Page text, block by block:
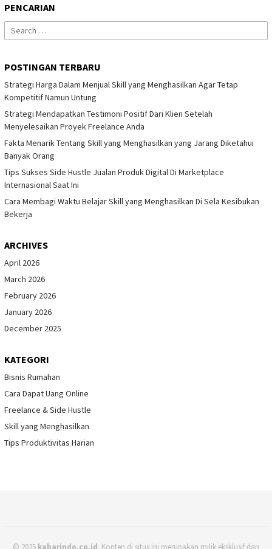
PENCARIAN
Search
for:
POSTINGAN TERBARU
Strategi Harga Dalam Menjual Skill yang Menghasilkan Agar Tetap
Kompetitif Namun Untung
Strategi Mendapatkan Testimoni Positif Dari Klien Setelah
Menyelesaikan Proyek Freelance Anda
Fakta Menarik Tentang Skill yang Menghasilkan yang Jarang Diketahui
Banyak Orang
Tips Sukses Side Hustle Jualan Produk Digital Di Marketplace
Internasional Saat Ini
Cara Membagi Waktu Belajar Skill yang Menghasilkan Di Sela Kesibukan
Bekerja
ARCHIVES
April 2026
March 2026
February 2026
January 2026
December 2025
KATEGORI
Bisnis Rumahan
Cara Dapat Uang Online
Freelance & Side Hustle
Skill yang Menghasilkan
Tips Produktivitas Harian
© 2025 kabarindo.co.id. Konten di situs ini merupakan milik eksklusif dan